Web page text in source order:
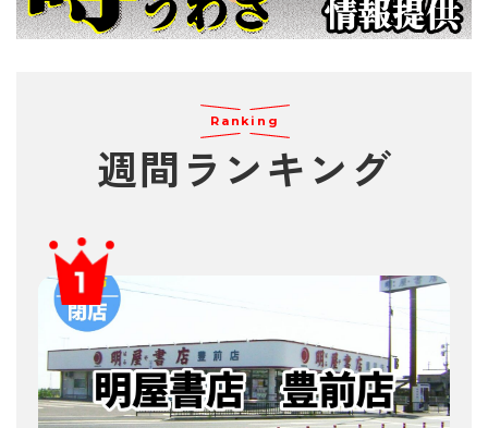
Ranking
週間 ランキング